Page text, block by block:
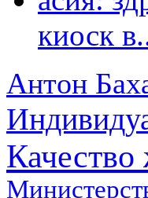
киоск
Антон